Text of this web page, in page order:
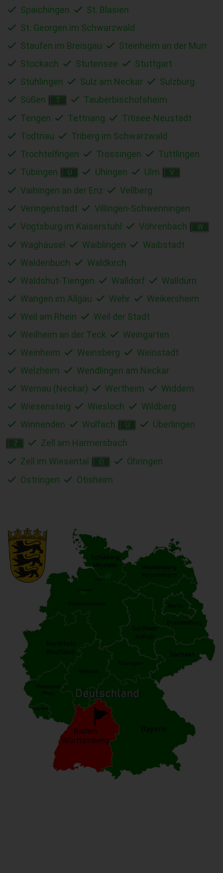
Spaichingen
St. Blasien
St. Georgen im Schwarzwald
Staufen im Breisgau
Steinheim an der Murr
Stockach
Stutensee
Stuttgart
Stühlingen
Sulz am Neckar
Sulzburg
Süßen
T
Tauberbischofsheim
Tengen
Tettnang
Titisee-Neustadt
Todtnau
Triberg im Schwarzwald
Trochtelfingen
Trossingen
Tuttlingen
Tübingen
U Uhingen Ulm V
Vaihingen an der Enz
Vellberg
Veringenstadt
Villingen-Schwenningen
Vogtsburg im Kaiserstuhl
Vöhrenbach W
Waghäusel Waiblingen
Waibstadt
Waldenbuch
Waldkirch
Waldshut-Tiengen
Walldorf
Walldürn
Wangen im Allgäu
Wehr
Weikersheim
Weil am Rhein
Weil der Stadt
Weilheim an der Teck
Weingarten
Weinheim
Weinsberg
Weinstadt
Welzheim
Wendlingen am Neckar
Wernau (Neckar)
Wertheim
Widdern
Wiesensteig
Wiesloch
Wildberg
Winnenden
Wolfach Ü Überlingen
Z
Zell am Harmersbach
Zell im Wiesental
Ö
Öhringen
Östringen
Ötisheim